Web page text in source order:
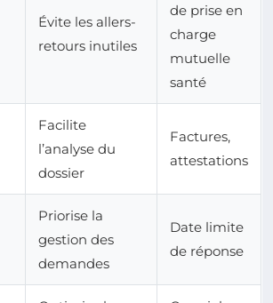
Évite les allers-
retours inutiles
de prise en
charge
mutuelle
santé
Facilite
l’analyse du
dossier
Factures,
attestations
Priorise la
gestion des
demandes
Date limite
de réponse